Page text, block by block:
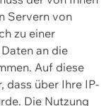
Servern von
zu einer
an die
Auf diese
dass über Ihre IP-
Die Nutzung